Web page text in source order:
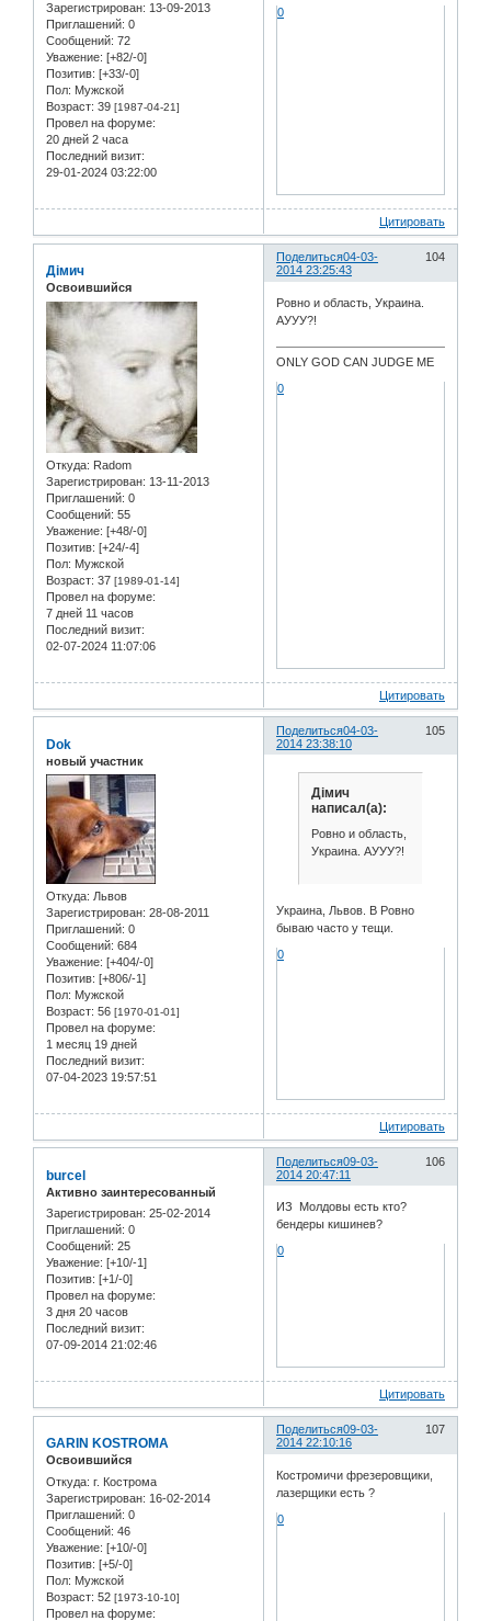
Зарегистрирован: 13-09-2013
Приглашений: 0
Сообщений: 72
Уважение: [+82/-0]
Позитив: [+33/-0]
Пол: Мужской
Возраст: 39 [1987-04-21]
Провел на форуме:
20 дней 2 часа
Последний визит:
29-01-2024 03:22:00
0
Цитировать
Поделиться 104
04-03-
2014 23:25:43
Дімич
Освоившийся
Откуда: Radom
Зарегистрирован: 13-11-2013
Приглашений: 0
Сообщений: 55
Уважение: [+48/-0]
Позитив: [+24/-4]
Пол: Мужской
Возраст: 37 [1989-01-14]
Провел на форуме:
7 дней 11 часов
Последний визит:
02-07-2024 11:07:06
Ровно и область, Украина.
АУУУ?!
ONLY GOD CAN JUDGE ME
0
Цитировать
Поделиться 105
04-03-
2014 23:38:10
Dok
новый участник
Откуда: Львов
Зарегистрирован: 28-08-2011
Приглашений: 0
Сообщений: 684
Уважение: [+404/-0]
Позитив: [+806/-1]
Пол: Мужской
Возраст: 56 [1970-01-01]
Провел на форуме:
1 месяц 19 дней
Последний визит:
07-04-2023 19:57:51
Дімич
написал(а):
Ровно и область,
Украина. АУУУ?!
Украина, Львов. В Ровно
бываю часто у тещи.
0
Цитировать
Поделиться 106
09-03-
2014 20:47:11
burcel
Активно заинтересованный
Зарегистрирован: 25-02-2014
Приглашений: 0
Сообщений: 25
Уважение: [+10/-1]
Позитив: [+1/-0]
Провел на форуме:
3 дня 20 часов
Последний визит:
07-09-2014 21:02:46
ИЗ Молдовы есть кто?
бендеры кишинев?
0
Цитировать
Поделиться 107
09-03-
2014 22:10:16
GARIN KOSTROMA
Освоившийся
Откуда: г. Кострома
Зарегистрирован: 16-02-2014
Приглашений: 0
Сообщений: 46
Уважение: [+10/-0]
Позитив: [+5/-0]
Пол: Мужской
Возраст: 52 [1973-10-10]
Провел на форуме:
Костромичи фрезеровщики,
лазерщики есть ?
0